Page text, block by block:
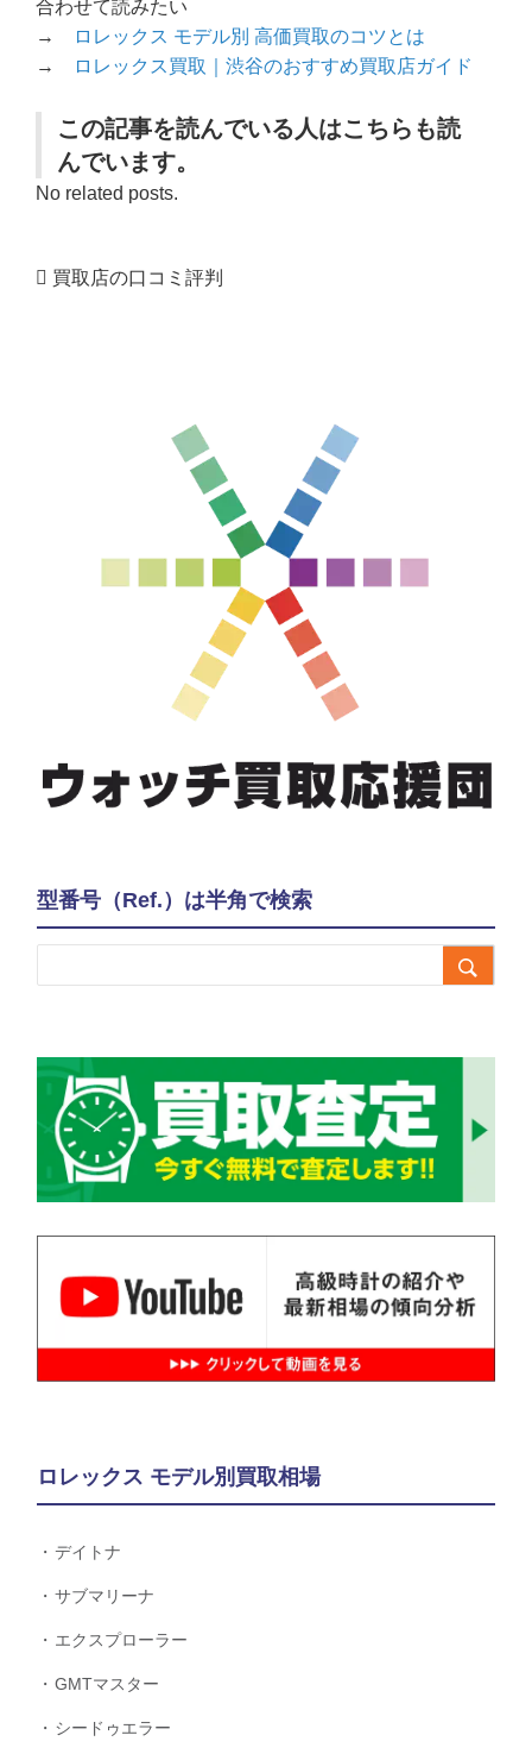
合わせて読みたい
→
ロレックス モデル別 高価買取のコツとは
→
ロレックス買取｜渋谷のおすすめ買取店ガイド
この記事を読んでいる人はこちらも読
んでいます。
No related posts.
買取店の口コミ評判
型番号（Ref.）は半角で検索

ロレックス モデル別買取相場
デイトナ
サブマリーナ
エクスプローラー
GMTマスター
シードゥエラー